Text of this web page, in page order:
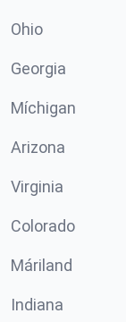
Ohio
Georgia
Míchigan
Arizona
Virginia
Colorado
Máriland
Indiana